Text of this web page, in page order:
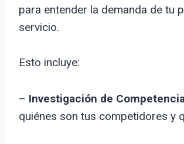
para entender la demanda de tu
servicio.
Esto incluye:
– Investigación de
quiénes son tus competidores y